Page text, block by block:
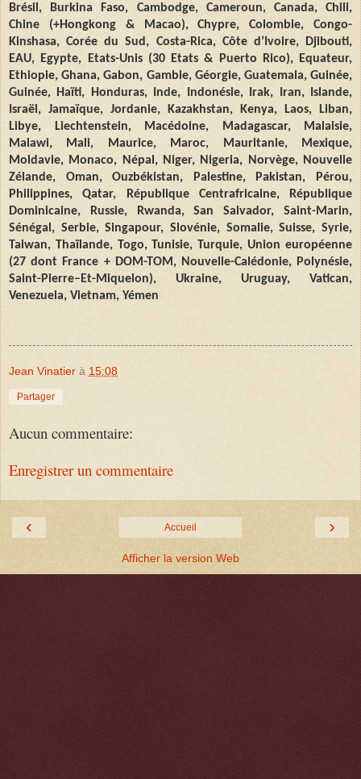
Brésil, Burkina Faso, Cambodge, Cameroun, Canada, Chili,
Chine (+Hongkong & Macao), Chypre, Colombie, Congo-
Kinshasa, Corée du Sud, Costa-Rica, Côte d’Ivoire, Djibouti,
EAU, Egypte, Etats-Unis (30 Etats & Puerto Rico), Equateur,
Ethiopie, Ghana, Gabon, Gambie, Géorgie, Guatemala, Guinée,
Guinée, Haïti, Honduras, Inde, Indonésie, Irak, Iran, Islande,
Israël, Jamaïque, Jordanie, Kazakhstan, Kenya, Laos, Liban,
Libye, Liechtenstein, Macédoine, Madagascar, Malaisie,
Malawi, Mali, Maurice, Maroc, Mauritanie, Mexique,
Moldavie, Monaco, Népal, Niger, Nigeria, Norvège, Nouvelle
Zélande, Oman, Ouzbékistan, Palestine, Pakistan, Pérou,
Philippines, Qatar, République Centrafricaine, République
Dominicaine, Russie, Rwanda, San Salvador, Saint-Marin,
Sénégal, Serbie, Singapour, Slovénie, Somalie, Suisse, Syrie,
Taiwan, Thaïlande, Togo, Tunisie, Turquie, Union européenne
(27 dont France + DOM-TOM, Nouvelle-Calédonie, Polynésie,
Saint-Pierre–Et-Miquelon), Ukraine, Uruguay, Vatican,
Venezuela, Vietnam, Yémen
Jean Vinatier à 15:08
Partager
Aucun commentaire:
Enregistrer un commentaire
‹ ›
Accueil
Afficher la version Web